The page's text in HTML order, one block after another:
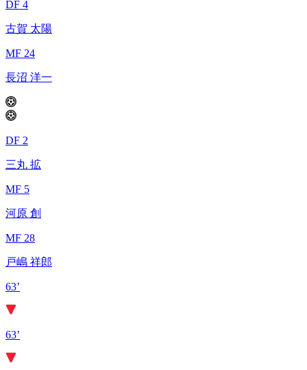
DF 4
古賀 太陽
MF 24
長沼 洋一
DF 2
三丸 拡
MF 5
河原 創
MF 28
戸嶋 祥郎
63’
63’